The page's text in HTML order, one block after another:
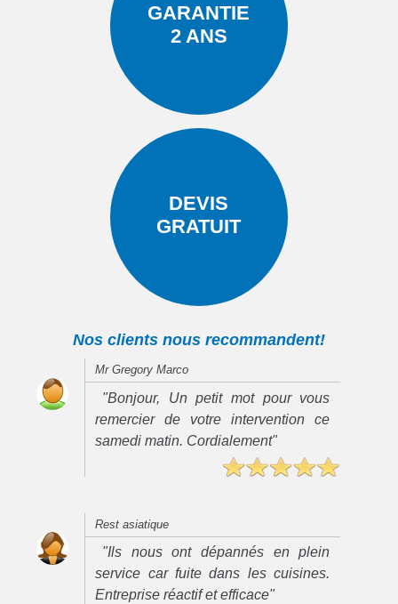
GARANTIE
2 ANS
DEVIS
GRATUIT
Nos clients nous recommandent!
Mr Gregory Marco
"Bonjour, Un petit mot pour vous
remercier de votre intervention ce
samedi matin. Cordialement"
Rest asiatique
"Ils nous ont dépannés en plein
service car fuite dans les cuisines.
Entreprise réactif et efficace"